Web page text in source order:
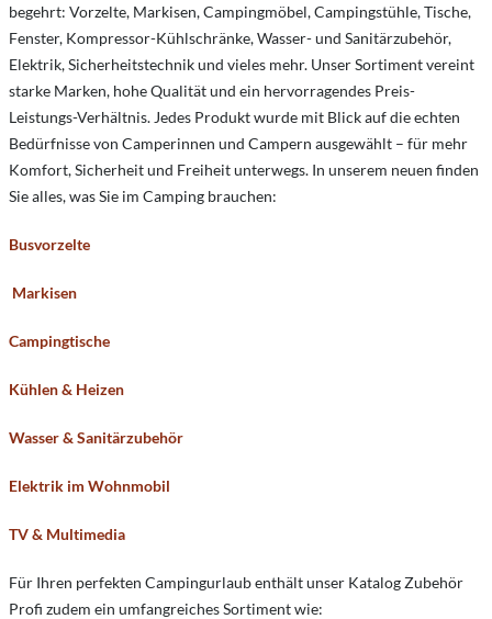
begehrt: Vorzelte, Markisen, Campingmöbel, Campingstühle, Tische,
Fenster, Kompressor-Kühlschränke, Wasser- und Sanitärzubehör,
Elektrik, Sicherheitstechnik und vieles mehr. Unser Sortiment vereint
starke Marken, hohe Qualität und ein hervorragendes Preis-
Leistungs-Verhältnis. Jedes Produkt wurde mit Blick auf die echten
Bedürfnisse von Camperinnen und Campern ausgewählt – für mehr
Komfort, Sicherheit und Freiheit unterwegs. In unserem neuen finden
Sie alles, was Sie im Camping brauchen:
Busvorzelte
Markisen
Campingtische
Kühlen & Heizen
Wasser & Sanitärzubehör
Elektrik im Wohnmobil
TV & Multimedia
Für Ihren perfekten Campingurlaub enthält unser Katalog Zubehör
Profi zudem ein umfangreiches Sortiment wie: